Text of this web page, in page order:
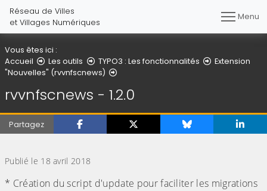
Réseau de Villes
et Villages Numériques
Menu
Vous êtes ici :
Accueil
Les outils TYPO3 : Les fonctionnalités
Extension
"Nouvelles" (rvvnfscnews)
rvvnfscnews - 1.2.0
Partagez
Publié le 18 avril 2018
* Création du script d'update pour faciliter les migrations